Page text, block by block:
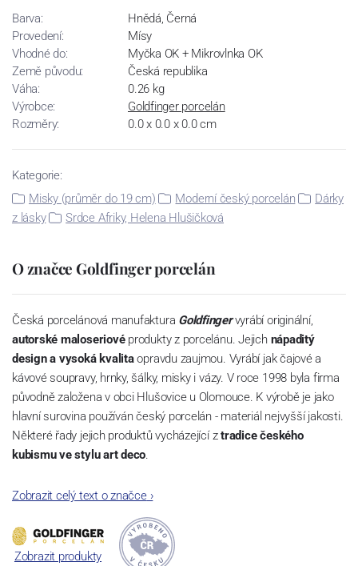
Barva:
Hnědá, Černá
Provedení:
Mísy
Vhodné do:
Myčka OK + Mikrovlnka OK
Země původu:
Česká republika
Váha:
0.26 kg
Výrobce:
Goldfinger porcelán
Rozměry:
0.0 x 0.0 x 0.0 cm
Kategorie:
Misky (průměr do 19 cm)
Moderní český porcelán
Dárky
z lásky
Srdce Afriky, Helena Hlušičková
O značce Goldfinger porcelán
Česká porcelánová manufaktura Goldfingervyrábí originální,
autorské maloseriovéprodukty z porcelánu. Jejich nápaditý
design a vysoká kvalitaopravdu zaujmou. Vyrábí jak čajové a
kávové soupravy, hrnky, šálky, misky i vázy. V roce 1998 byla firma
původně založena v obci Hlušovice u Olomouce. K výrobě je jako
hlavní surovina používán český porcelán - materiál nejvyšší jakosti.
Některé řady jejich produktů vycházející ztradice českého
kubismu ve stylu art deco.
Zobrazit celý text o značce›
Zobrazit produkty